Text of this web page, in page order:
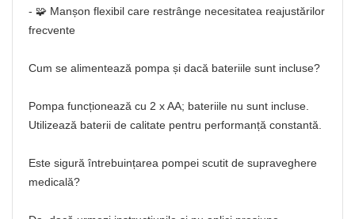
- 🧩 Manșon flexibil care restrânge necesitatea reajustărilor
frecvente
Cum se alimentează pompa și dacă bateriile sunt incluse?
Pompa funcționează cu 2 x AA; bateriile nu sunt incluse.
Utilizează baterii de calitate pentru performanță constantă.
Este sigură întrebuințarea pompei scutit de supraveghere
medicală?